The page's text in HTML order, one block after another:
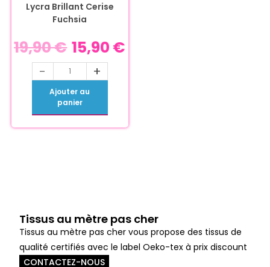
Lycra Brillant Cerise
Fuchsia
19,90€ 15,90 €
- +
Ajouter au
panier
Tissus au mètre pas cher
Tissus au mètre pas cher vous propose des tissus de
qualité certifiés avec le label Oeko-tex à prix discount
CONTACTEZ-NOUS